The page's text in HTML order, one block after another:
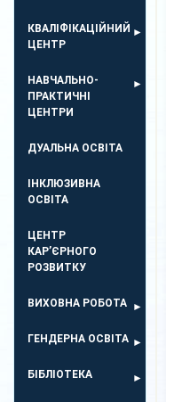
КВАЛІФІКАЦІЙНИЙ
ЦЕНТР
НАВЧАЛЬНО-
ПРАКТИЧНІ
ЦЕНТРИ
ДУАЛЬНА ОСВІТА
ІНКЛЮЗИВНА
ОСВІТА
ЦЕНТР
КАР’ЄРНОГО
РОЗВИТКУ
ВИХОВНА РОБОТА
ГЕНДЕРНА ОСВІТА
БІБЛІОТЕКА